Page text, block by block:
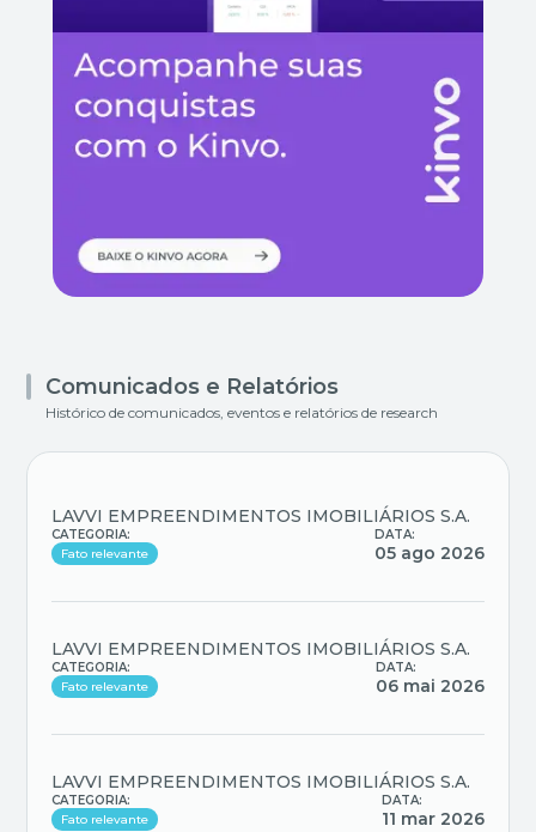
Comunicados e Relatórios
Histórico de comunicados, eventos e relatórios de research
LAVVI EMPREENDIMENTOS IMOBILIÁRIOS S.A.
CATEGORIA:
Fato relevante
DATA:
05 ago 2026
LAVVI EMPREENDIMENTOS IMOBILIÁRIOS S.A.
CATEGORIA:
Fato relevante
DATA:
06 mai 2026
LAVVI EMPREENDIMENTOS IMOBILIÁRIOS S.A.
CATEGORIA:
Fato relevante
DATA:
11 mar 2026